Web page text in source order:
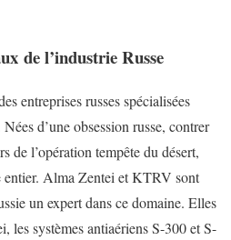
de l’industrie Russe
entreprises russes spécialisées
d’une obsession russe, contrer
de l’opération tempête du désert,
entier. Alma Zentei et KTRV sont
un expert dans ce domaine. Elles
les systèmes antiaériens S-300 et S-